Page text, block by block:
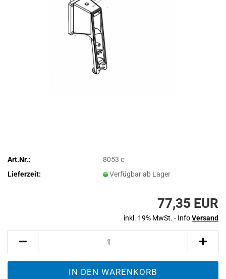
Art.Nr.:
8053 c
Lieferzeit:
Verfügbar ab Lager
77,35 EUR
inkl. 19% MwSt. - InfoVersand